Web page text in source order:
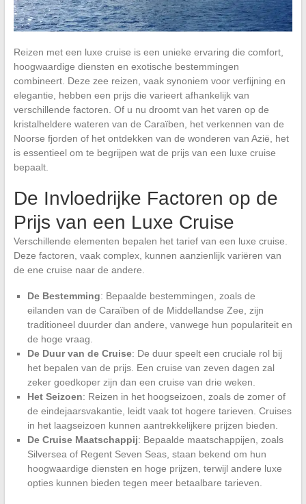
Reizen met een luxe cruise is een unieke ervaring die comfort,
hoogwaardige diensten en exotische bestemmingen
combineert. Deze zee reizen, vaak synoniem voor verfijning en
elegantie, hebben een prijs die varieert afhankelijk van
verschillende factoren. Of u nu droomt van het varen op de
kristalheldere wateren van de Caraïben, het verkennen van de
Noorse fjorden of het ontdekken van de wonderen van Azië, het
is essentieel om te begrijpen wat de prijs van een luxe cruise
bepaalt.
De Invloedrijke Factoren op de
Prijs van een Luxe Cruise
Verschillende elementen bepalen het tarief van een luxe cruise.
Deze factoren, vaak complex, kunnen aanzienlijk variëren van
de ene cruise naar de andere.
De Bestemming: Bepaalde bestemmingen, zoals de
eilanden van de Caraïben of de Middellandse Zee, zijn
traditioneel duurder dan andere, vanwege hun populariteit en
de hoge vraag.
De Duur van de Cruise: De duur speelt een cruciale rol bij
het bepalen van de prijs. Een cruise van zeven dagen zal
zeker goedkoper zijn dan een cruise van drie weken.
Het Seizoen: Reizen in het hoogseizoen, zoals de zomer of
de eindejaarsvakantie, leidt vaak tot hogere tarieven. Cruises
in het laagseizoen kunnen aantrekkelijkere prijzen bieden.
De Cruise Maatschappij: Bepaalde maatschappijen, zoals
Silversea of Regent Seven Seas, staan bekend om hun
hoogwaardige diensten en hoge prijzen, terwijl andere luxe
opties kunnen bieden tegen meer betaalbare tarieven.